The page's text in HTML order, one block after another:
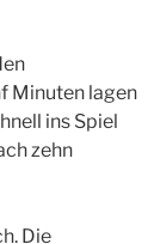
Minuten lagen
ins Spiel
zehn
Die